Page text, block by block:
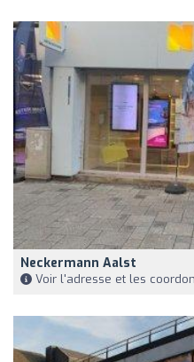
Neckermann Aalst
Voir l'adresse et les